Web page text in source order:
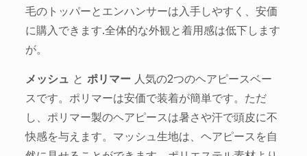
毛のトッパーとエンハンサーは入手しやすく、安価
に購入できます.全体的な外観と着用感は低下します
が。
メッシュ と ポリマー人気の2つのヘアピースベー
スです。ポリマーは安価で装着が簡単です。ただ
し、ポリマー製のヘアピースは暑さや汗で頭皮に不
快感を与えます。マッシュ生地は、ヘアピースを自